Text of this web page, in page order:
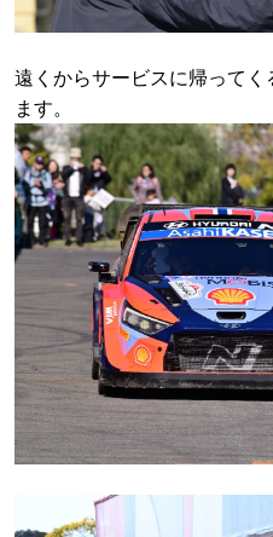
遠くからサービスに帰って
ます。